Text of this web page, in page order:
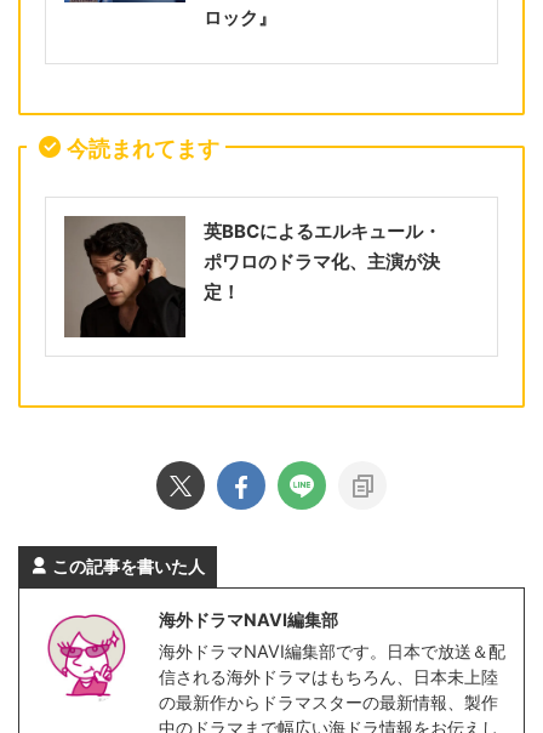
ロック』
今読まれてます
英BBCによるエルキュール・
ポワロのドラマ化、主演が決
定！
この記事を書いた人
海外ドラマNAVI編集部
海外ドラマNAVI編集部です。日本で放送＆配
信される海外ドラマはもちろん、日本未上陸
の最新作からドラマスターの最新情報、製作
中のドラマまで幅広い海ドラ情報をお伝えし